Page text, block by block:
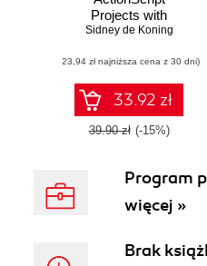
Projects with
Eclipse and Ant.
Debug and Deploy
Faster
Sidney de Koning
(23,94 zł najniższa cena z 30 dni)
33.92 zł
39.90 zł (-15%)
Program
więcej »
Brak